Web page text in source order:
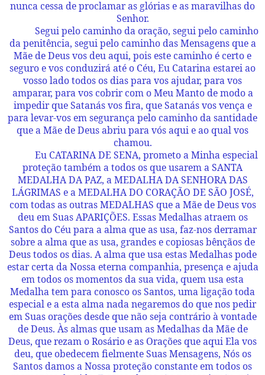
nunca cessa de proclamar as glórias e as maravilhas do
Senhor.
Segui pelo caminho da oração, segui pelo caminho
da penitência, segui pelo caminho das Mensagens que a
Mãe de Deus vos deu aqui, pois este caminho é certo e
seguro e vos conduzirá até o Céu, Eu Catarina estarei ao
vosso lado todos os dias para vos ajudar, para vos
amparar, para vos cobrir com o Meu Manto de modo a
impedir que Satanás vos fira, que Satanás vos vença e
para levar-vos em segurança pelo caminho da santidade
que a Mãe de Deus abriu para vós aqui e ao qual vos
chamou.
Eu CATARINA DE SENA, prometo a Minha especial
proteção também a todos os que usarem aSANTA
MEDALHA DA PAZ, aMEDALHA DA SENHORA DAS
LÁGRIMAS e aMEDALHA DO CORAÇÃO DE SÃO JOSÉ,
com todas as outrasMEDALHAS que a Mãe de Deus vos
deu em Suas APARIÇÕES. Essas Medalhas atraem os
Santos do Céu para a alma que as usa, faz-nos derramar
sobre a alma que as usa, grandes e copiosas bênçãos de
Deus todos os dias. A alma que usa estas Medalhas pode
estar certa da Nossa eterna companhia, presença e ajuda
em todos os momentos da sua vida, quem usa esta
Medalha tem para conosco os Santos, uma ligação toda
especial e a esta alma nada negaremos do que nos pedir
em Suas orações desde que não seja contrário à vontade
de Deus. Às almas que usam as Medalhas da Mãe de
Deus, que rezam o Rosário e as Orações que aqui Ela vos
deu, que obedecem fielmente Suas Mensagens, Nós os
Santos damos a Nossa proteção constante em todos os